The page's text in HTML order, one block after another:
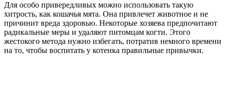
Для особо привередливых можно использовать такую
хитрость, как кошачья мята. Она привлечет животное и не
причинит вреда здоровью. Некоторые хозяева предпочитают
радикальные меры и удаляют питомцам когти. Этого
жестокого метода нужно избегать, потратив немного времени
на то, чтобы воспитать у котенка правильные привычки.